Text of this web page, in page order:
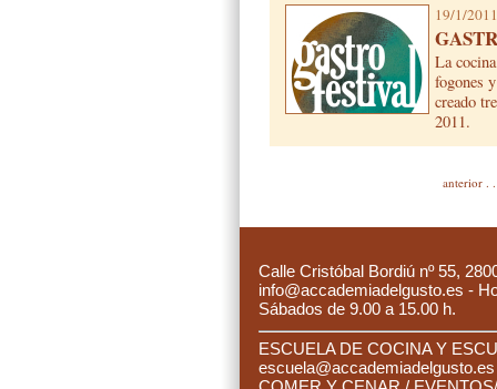
19/1/2011
La
fogones
creado
2011.
anterior . .
Calle Cristóbal Bordiú nº 55,
info@accademiadelgusto.es -
Sábados de 9.00 a 15.00 h.
ESCUELA DE COCINA Y
es